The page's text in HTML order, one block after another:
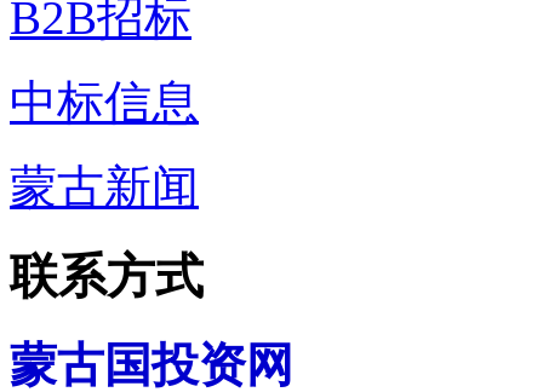
B2B招标
中标信息
蒙古新闻
联系方式
蒙古国投资网